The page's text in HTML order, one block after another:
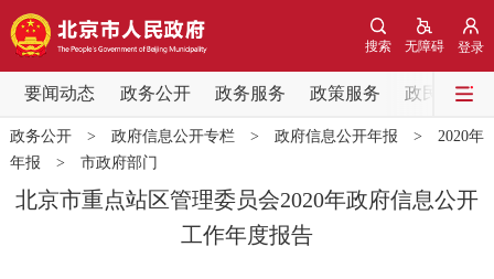
登录
无障碍
搜索
要闻动态 政务公开 政务服务 政策服务 政民互动
要闻动态
党中央精神 国务院信息 中央部委动态
北京要闻 会议信息 部门动态
政务公开> 政府信息公开专栏> 政府信息公开年报 > 2020年
年报 > 市政府部门
北京市重点站区管理委员会2020年政府信息公开
工作年度报告